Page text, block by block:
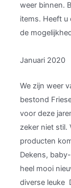
weer binnen.
items. Heeft u
de
Januari 2020
We zijn weer
bestond
voor deze
zeker niet stil.
producten
Dekens,
heel mooi
diverse leuke